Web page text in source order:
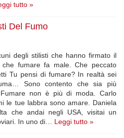
tutto »
Del Fumo
degli stilisti che hanno firmato il
che fumare fa male. Che peccato
Tu pensi di fumare? In realtà sei
Sono contento che sia più
non è più di moda. Carlo
le tue labbra sono amare. Daniela
che andai negli USA, visitai un
In uno di… Leggi tutto »